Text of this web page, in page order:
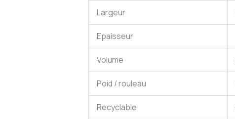
Largeur
Epaisseur
Volume
Poid / rouleau
Recyclable